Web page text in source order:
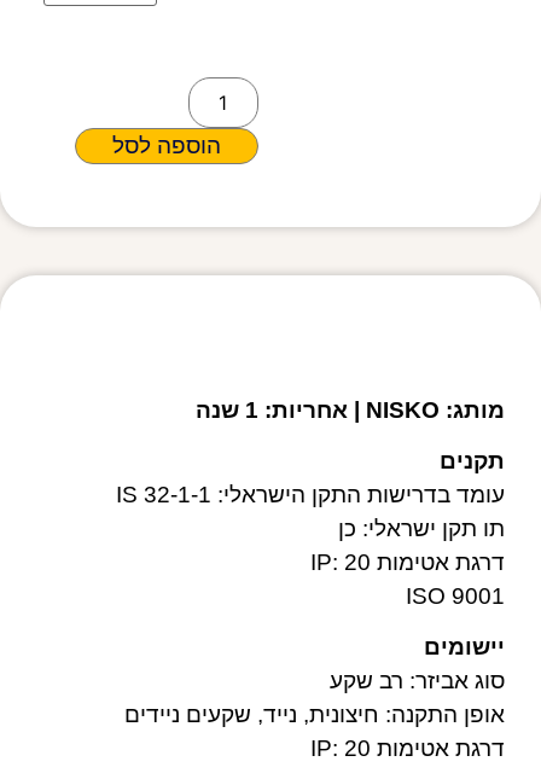
הוספה לסל
מותג: NISKO | אחריות: 1 שנה
תקנים
עומד בדרישות התקן הישראלי: IS 32-1-1
תו תקן ישראלי: כן
דרגת אטימות IP: 20
ISO 9001
יישומים
סוג אביזר: רב שקע
אופן התקנה: חיצונית, נייד, שקעים ניידים
דרגת אטימות IP: 20